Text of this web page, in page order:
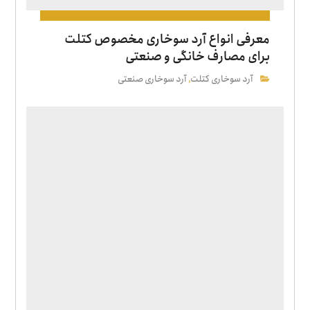
معرفی انواع آرد سوخاری مخصوص کتلت
برای مصارف خانگی و صنعتی
آرد سوخاری کتلت,آرد سوخاری صنعتی